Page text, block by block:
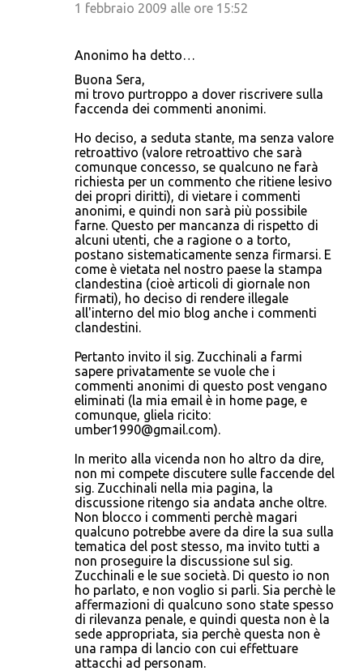
1 febbraio 2009 alle ore 15:52
Anonimo ha detto…
Buona Sera,
mi trovo purtroppo a dover riscrivere sulla
faccenda dei commenti anonimi.
Ho deciso, a seduta stante, ma senza valore
retroattivo (valore retroattivo che sarà
comunque concesso, se qualcuno ne farà
richiesta per un commento che ritiene lesivo
dei propri diritti), di vietare i commenti
anonimi, e quindi non sarà più possibile
farne. Questo per mancanza di rispetto di
alcuni utenti, che a ragione o a torto,
postano sistematicamente senza firmarsi. E
come è vietata nel nostro paese la stampa
clandestina (cioè articoli di giornale non
firmati), ho deciso di rendere illegale
all'interno del mio blog anche i commenti
clandestini.
Pertanto invito il sig. Zucchinali a farmi
sapere privatamente se vuole che i
commenti anonimi di questo post vengano
eliminati (la mia email è in home page, e
comunque, gliela ricito:
umber1990@gmail.com).
In merito alla vicenda non ho altro da dire,
non mi compete discutere sulle faccende del
sig. Zucchinali nella mia pagina, la
discussione ritengo sia andata anche oltre.
Non blocco i commenti perchè magari
qualcuno potrebbe avere da dire la sua sulla
tematica del post stesso, ma invito tutti a
non proseguire la discussione sul sig.
Zucchinali e le sue società. Di questo io non
ho parlato, e non voglio si parli. Sia perchè le
affermazioni di qualcuno sono state spesso
di rilevanza penale, e quindi questa non è la
sede appropriata, sia perchè questa non è
una rampa di lancio con cui effettuare
attacchi ad personam.